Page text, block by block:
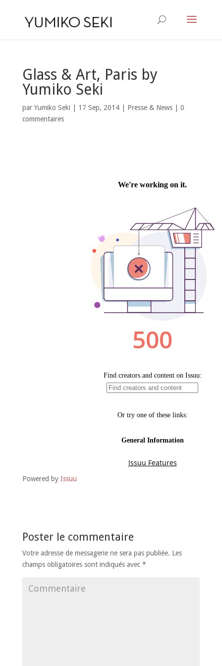
Glass & Art, Paris by
Yumiko Seki
par Yumiko Seki 17 Sep, 2014| Presse & News| 0
commentaires
Powered by Issuu
Poster le commentaire
Votre adresse de messagerie ne sera pas publiée. Les
champs obligatoires sont indiqués avec *